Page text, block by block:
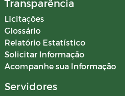
Transparência
Licitações
Glossário
Relatório Estatístico
Solicitar Informação
Acompanhe sua Informação
Servidores